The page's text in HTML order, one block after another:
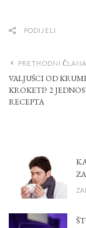
PODIJELI
PRETHODNI
VALJUŠCI OD
KROKETI? 2
RECEPTA